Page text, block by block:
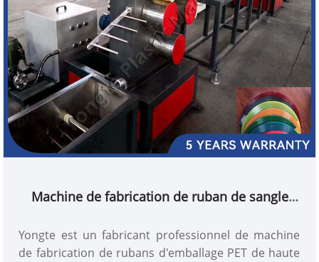
Machine de fabrication de ruban de sangle
Yongte est un fabricant professionnel de machine
de fabrication de rubans d'emballage PET de haute